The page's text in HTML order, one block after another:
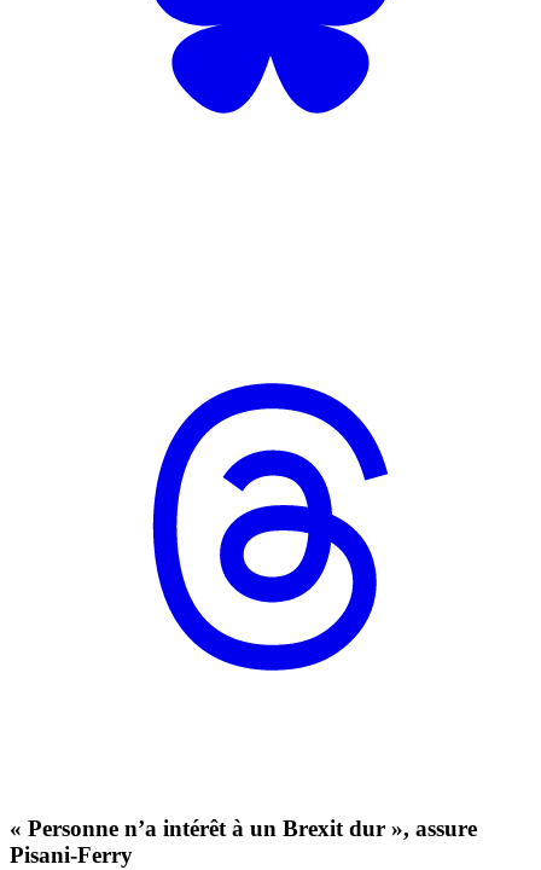
« Personne n’a intérêt à un Brexit dur », assure
Pisani-Ferry